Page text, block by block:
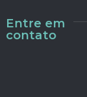
Entre em
contato